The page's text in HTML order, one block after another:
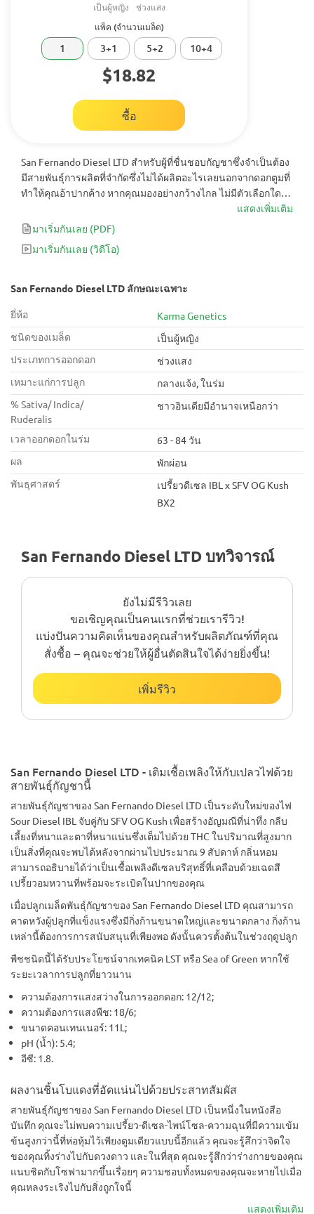
เป็นผู้หญิง ช่วงแสง
แพ็ค (จำนวนเมล็ด)
1 3+1 5+2 10+4
$18.82
ซื้อ
San Fernando Diesel LTD สำหรับผู้ที่ชื่นชอบกัญชาซึ่งจำเป็นต้อง
มีสายพันธุ์การผลิตที่จำกัดซึ่งไม่ได้ผลิตอะไรเลยนอกจากดอกตูมที่
ทำให้คุณอ้าปากค้าง หากคุณมองอย่างกว้างไกล ไม่มีตัวเลือกใดที่
ดีไปกว่าความงามอันโดดเด่นนี้ซึ่งมีพันธุกรรมจากสายพันธุ์ที่แพร่
หลายมากที่สุดในอุตสาหกรรมกัญชา
แสดงเพิ่มเติม
มาเริ่มกันเลย (PDF)
มาเริ่มกันเลย (วิดีโอ)
San Fernando Diesel LTD ลักษณะเฉพาะ
ยี่ห้อ
Karma Genetics
ชนิดของเมล็ด
เป็นผู้หญิง
ประเภทการออกดอก
ช่วงแสง
เหมาะแก่การปลูก
กลางแจ้ง, ในร่ม
% Sativa/ Indica/
Ruderalis
ชาวอินเดียมีอำนาจเหนือกว่า
เวลาออกดอกในร่ม
63 - 84 วัน
ผล
พักผ่อน
พันธุศาสตร์
เปรี้ยวดีเซล IBL x SFV OG Kush
BX2
San Fernando Diesel LTD บทวิจารณ์
ยังไม่มีรีวิวเลย
ขอเชิญคุณเป็นคนแรกที่ช่วยเรารีวิว!
แบ่งปันความคิดเห็นของคุณสำหรับผลิตภัณฑ์ที่คุณ
สั่งซื้อ – คุณจะช่วยให้ผู้อื่นตัดสินใจได้ง่ายยิ่งขึ้น!
เพิ่มรีวิว
San Fernando Diesel LTD - เติมเชื้อเพลิงให้กับเปลวไฟด้วย
สายพันธุ์กัญชานี้
สายพันธุ์กัญชาของ San Fernando Diesel LTD เป็นระดับใหม่ของไฟ
Sour Diesel IBL จับคู่กับ SFV OG Kush เพื่อสร้างอัญมณีที่น่าทึ่ง กลีบ
เลี้ยงที่หนาและตาที่หนาแน่นซึ่งเต็มไปด้วย THC ในปริมาณที่สูงมาก
เป็นสิ่งที่คุณจะพบได้หลังจากผ่านไปประมาณ 9 สัปดาห์ กลิ่นหอม
สามารถอธิบายได้ว่าเป็นเชื้อเพลิงดีเซลบริสุทธิ์ที่เคลือบด้วยเฉดสี
เปรี้ยวอมหวานที่พร้อมจะระเบิดในปากของคุณ
เมื่อปลูกเมล็ดพันธุ์กัญชาของ San Fernando Diesel LTD คุณสามารถ
คาดหวังผู้ปลูกที่แข็งแรงซึ่งมีกิ่งก้านขนาดใหญ่และขนาดกลาง กิ่งก้าน
เหล่านี้ต้องการการสนับสนุนที่เพียงพอ ดังนั้นควรตั้งต้นในช่วงฤดูปลูก
พืชชนิดนี้ได้รับประโยชน์จากเทคนิค LST หรือ Sea of Green หากใช้
ระยะเวลาการปลูกที่ยาวนาน
ความต้องการแสงสว่างในการออกดอก: 12/12;
ความต้องการแสงพืช: 18/6;
ขนาดคอนเทนเนอร์: 11L;
pH (น้ำ): 5.4;
อีซี: 1.8.
ผลงานชิ้นโบแดงที่อัดแน่นไปด้วยประสาทสัมผัส
สายพันธุ์กัญชาของ San Fernando Diesel LTD เป็นหนึ่งในหนังสือ
บันทึก คุณจะไม่พบความเปรี้ยว-ดีเซล-ไพน์โซล-ความฉุนที่มีความเข้ม
ข้นสูงกว่านี้ที่ห่อหุ้มไว้เพียงตูมเดียวแบบนี้อีกแล้ว คุณจะรู้สึกว่าจิตใจ
ของคุณทิ้งร่างไปกับดวงดาว และในที่สุด คุณจะรู้สึกว่าร่างกายของคุณ
แนบชิดกับโซฟามากขึ้นเรื่อยๆ ความชอบทั้งหมดของคุณจะหายไปเมื่อ
คุณหลงระเริงไปกับสิ่งถูกใจนี้
แสดงเพิ่มเติม